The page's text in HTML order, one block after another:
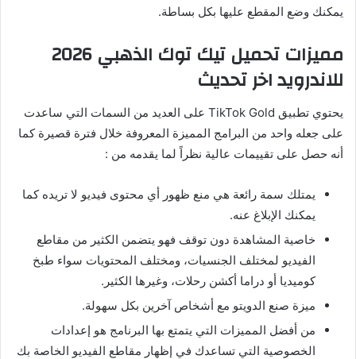
يمكنك وضع المقطع عليها بكل بساطة.
مميزاتتحميلتيكتوك الذهبي2026
للاندرويد اخر تحديث
يحتوي تطبيق
على العديد من السمات التي ساعدت
على جعله واحد من البرامج المميزة المعروفة خلال فترة قصيرة كما
أنه حصل على تقييمات عالية نظراً لما يقدمه من :
يمتلك سمة رائعة هي منع ظهور أي محتوى فيديو لا تريده كما
يمكنك الإبلاغ عنه.
خاصية المشاهدة دون توقف فهو يتضمن الكثير من مقاطع
الفيديو لمختلف الجنسيات، ومختلف المحتويات سواء طبخ
كوميديا أو دراما أكشن رحلات، وغيرها الكثير .
ميزة صنع الدويتو مع أشخاص آخرين بكل سهولة.
من أفضل المميزات التي يتمتع بها البرنامج هو إعدادات
الخصوصية التي تساعدك في إظهار مقاطع الفيديو الخاصة بك